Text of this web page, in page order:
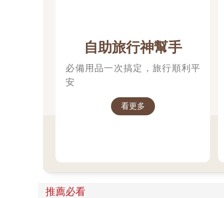
自助旅行神幫手
必備用品一次搞定，旅行順利平
安
看更多
推薦必看